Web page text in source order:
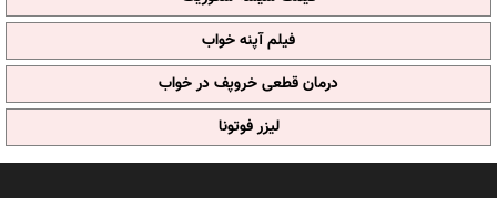
فیلم آپنه خواب
درمان قطعی خروپف در خواب
لیزر فوتونا